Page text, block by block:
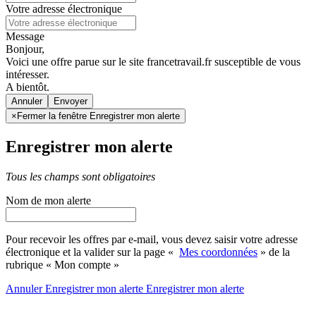
Votre adresse électronique
Message
Bonjour,
Voici une offre parue sur le site francetravail.fr susceptible de vous
intéresser.
A bientôt.
Annuler
× Fermer la fenêtre Enregistrer mon alerte
Enregistrer mon alerte
Tous les champs sont obligatoires
Nom de mon alerte
Pour recevoir les offres par e-mail, vous devez saisir votre adresse
électronique et la valider sur la page « Mes coordonnées » de la
rubrique « Mon compte »
AnnulerEnregistrer mon alerte Enregistrermon alerte